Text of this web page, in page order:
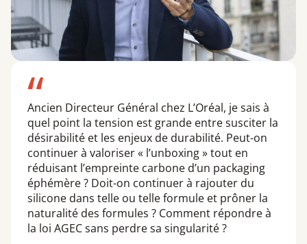
Ancien Directeur Général chez L’Oréal, je sais à
quel point la tension est grande entre susciter la
désirabilité et les enjeux de durabilité. Peut-on
continuer à valoriser « l’unboxing » tout en
réduisant l’empreinte carbone d’un packaging
éphémère ? Doit-on continuer à rajouter du
silicone dans telle ou telle formule et prôner la
naturalité des formules ? Comment répondre à
la loi AGEC sans perdre sa singularité ?